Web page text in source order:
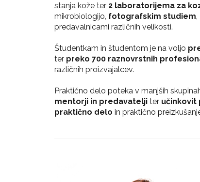
stanja kože ter 2 laboratorijema za
mikrobiologijo, fotografskim studiem,
predavalnicami različnih velikosti.
Študentkam in študentom je na voljo
ter preko 700 raznovrstnih
različnih proizvajalcev.
Praktično delo poteka v manjših
mentorji in predavatelji ter učinkovit
praktično delo in praktično